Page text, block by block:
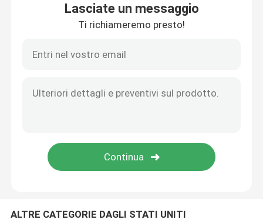
Lasciate un messaggio
Ti richiameremo presto!
ALTRE CATEGORIE DAGLI STATI UNITI